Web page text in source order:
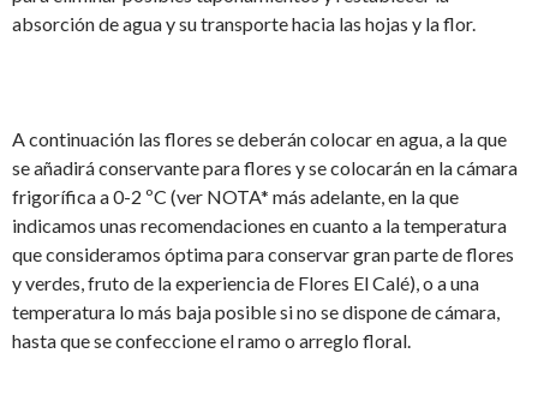
absorción de agua y su transporte hacia las hojas y la flor.
A continuación las flores se deberán colocar en agua, a la que
se añadirá conservante para flores y se colocarán en la cámara
frigorífica a 0-2 ºC (ver NOTA* más adelante, en la que
indicamos unas recomendaciones en cuanto a la temperatura
que consideramos óptima para conservar gran parte de flores
y verdes, fruto de la experiencia de Flores El Calé), o a una
temperatura lo más baja posible si no se dispone de cámara,
hasta que se confeccione el ramo o arreglo floral.